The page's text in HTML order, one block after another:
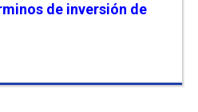
de inversión de